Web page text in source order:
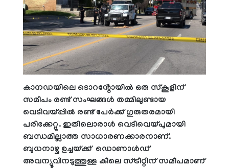
കാനഡയിലെ ടൊറൻ്റോയിൽ ഒരു സ്കൂളിന്
സമീപം രണ്ട് സംഘങ്ങൾ തമ്മിലുണ്ടായ
വെടിവയ്പ്പിൽ രണ്ട് പേർക്ക് ഗുരുതരമായി
പരിക്കേറ്റു. ഇതിലൊരാൾ വെടിവെയ്പുമായി
ബന്ധമില്ലാത്ത സാധാരണക്കാരനാണ്.
ബുധനാഴ്ച ഉച്ചയ്ക്ക് ഡൊണാൾഡ്
അവന്യൂവിനടുത്തുള്ള കീലെ സ്ട്രീറ്റിന് സമീപമാണ്